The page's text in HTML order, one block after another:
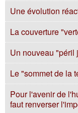
Une évolution
La couverture
Un nouveau "péril
Le "sommet de la
Pour l'avenir de
faut renverser